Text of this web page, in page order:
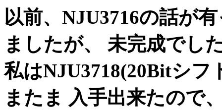
以前、NJU3716の話が
ましたが、 未完成でし
私はNJU3718(20Bitシ
またま 入手出来たので